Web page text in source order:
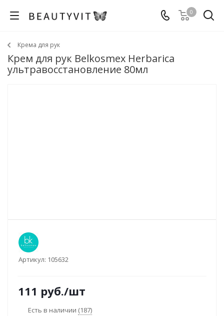
0
Крема для рук
Крем для рук Belkosmex Herbarica
ультравосстановление 80мл
Артикул: 105632
111 руб./шт
Есть в наличии (187)